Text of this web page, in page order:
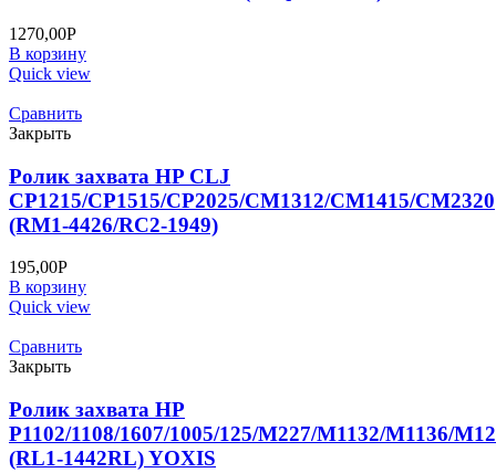
1270,00Р
В корзину
Quick view
Сравнить
Закрыть
Ролик захвата HP CLJ
CP1215/CP1515/CP2025/CM1312/CM1415/CM2320
(RM1-4426/RC2-1949)
195,00Р
В корзину
Quick view
Сравнить
Закрыть
Ролик захвата HP
P1102/1108/1607/1005/125/M227/M1132/M1136/
(RL1-1442RL) YOXIS